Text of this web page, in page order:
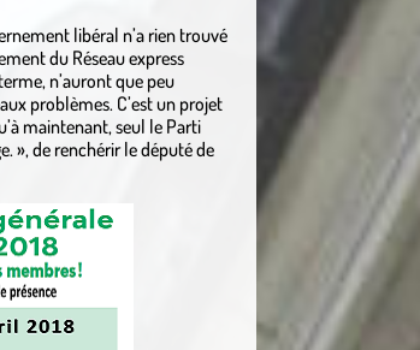
libéral n’a rien trouvé
du Réseau express
n’auront que peu
problèmes. C’est un projet
maintenant, seul le Parti
», de renchérir le député de